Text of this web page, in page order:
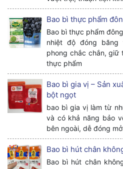
Bao bì thực phẩm
Bao bì thực phẩm
nhiệt độ đóng
phong chắc chắn, giữ
thực phẩm
Bao bì gia vị – Sản
bột ngọt
bao bì gia vị làm từ
và có khả năng bảo
bên ngoài, dễ đóng
Bao bì hút chân
Bao bì hút chân